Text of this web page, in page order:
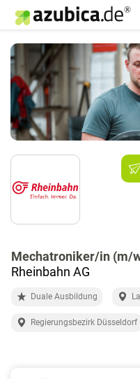
Mechatroniker/in (m/
Rheinbahn AG
Duale Ausbildung
Regierungsbezirk Düsseldorf